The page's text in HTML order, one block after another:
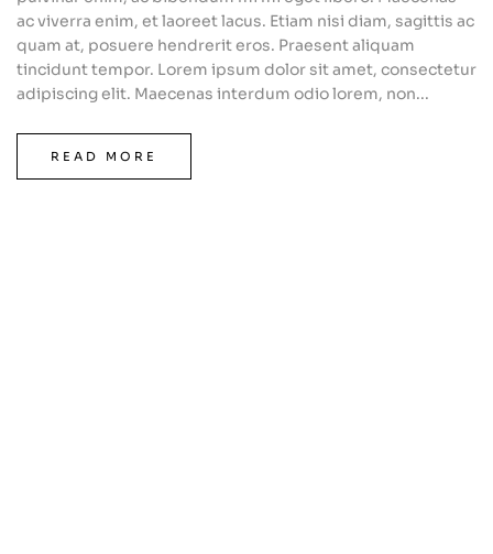
ac viverra enim, et laoreet lacus. Etiam nisi diam, sagittis ac
quam at, posuere hendrerit eros. Praesent aliquam
tincidunt tempor. Lorem ipsum dolor sit amet, consectetur
adipiscing elit. Maecenas interdum odio lorem, non...
READ MORE